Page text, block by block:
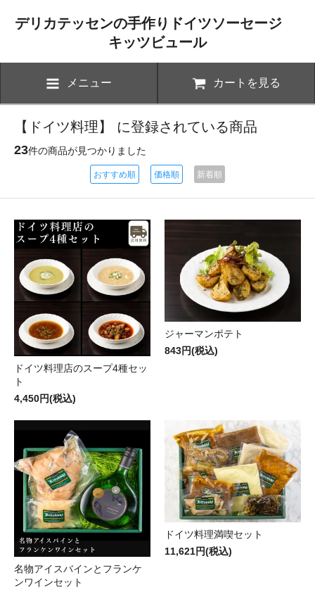
デリカテッセンの手作りドイツソーセージ
キッツビュール
メニュー カートを見る
【ドイツ料理】 に登録されている商品
23件の商品が見つかりました
おすすめ順 価格順 新着順
ドイツ料理店のスープ4種セッ
ト
4,450円(税込)
ジャーマンポテト
843円(税込)
名物アイスバインとフランケ
ンワインセット
ドイツ料理満喫セット
11,621円(税込)